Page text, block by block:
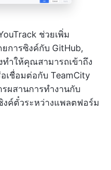
ช่วยเพิ่ม
การซิงค์กับ GitHub,
ำให้คุณสามารถเข้าถึง
เชื่อมต่อกับ TeamCity
ผสานการทำงานกับ
งค์ตั๋วระหว่างแพลตฟอร์ม